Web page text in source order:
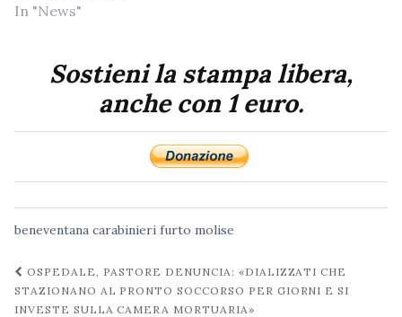
In "News"
Sostieni la stampa libera,
anche con 1 euro.
beneventana carabinieri furto molise
Navigazione
post
OSPEDALE, PASTORE DENUNCIA: «DIALIZZATI CHE
STAZIONANO AL PRONTO SOCCORSO PER GIORNI E SI
INVESTE SULLA CAMERA MORTUARIA»